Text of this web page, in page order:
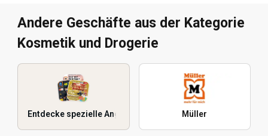
Andere Geschäfte aus der Kategorie
Kosmetik und Drogerie
Entdecke spezielle Angebote Müller